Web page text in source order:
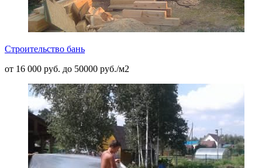
Строительство бань
от 16 000 руб. до 50000 руб./м2